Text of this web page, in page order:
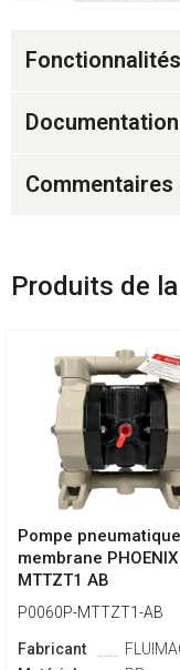
Fonctionnalités
Documentation
Commentaires
Produits de
Pompe
membrane
MTTZT1 AB
P0060P-MTTZT1-AB
Fabricant